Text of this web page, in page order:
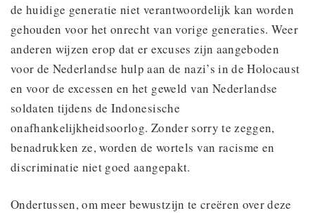
de huidige generatie niet verantwoordelijk kan worden
gehouden voor het onrecht van vorige generaties. Weer
anderen wijzen erop dat er excuses zijn aangeboden
voor de Nederlandse hulp aan de nazi’s in de Holocaust
en voor de excessen en het geweld van Nederlandse
soldaten tijdens de Indonesische
onafhankelijkheidsoorlog. Zonder sorry te zeggen,
benadrukken ze, worden de wortels van racisme en
discriminatie niet goed aangepakt.
Ondertussen, om meer bewustzijn te creëren over deze